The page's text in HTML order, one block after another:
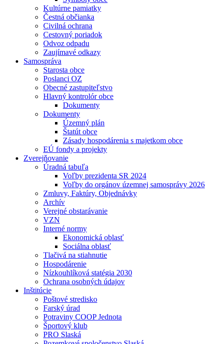
Kultúrne pamiatky
Čestná občianka
Civilná ochrana
Cestovný poriadok
Odvoz odpadu
Zaujímavé odkazy
Samospráva
Starosta obce
Poslanci OZ
Obecné zastupiteľstvo
Hlavný kontrolór obce
Dokumenty
Dokumenty
Územný plán
Štatút obce
Zásady hospodárenia s majetkom obce
EÚ fondy a projekty
Zverejňovanie
Úradná tabuľa
Voľby prezidenta SR 2024
Voľby do orgánov územnej samosprávy 2026
Zmluvy, Faktúry, Objednávky
Archív
Verejné obstarávanie
VZN
Interné normy
Ekonomická oblasť
Sociálna oblasť
Tlačivá na stiahnutie
Hospodárenie
Nízkouhlíková statégia 2030
Ochrana osobných údajov
Inštitúcie
Poštové stredisko
Farský úrad
Potraviny COOP Jednota
Športový klub
PRO Slaská